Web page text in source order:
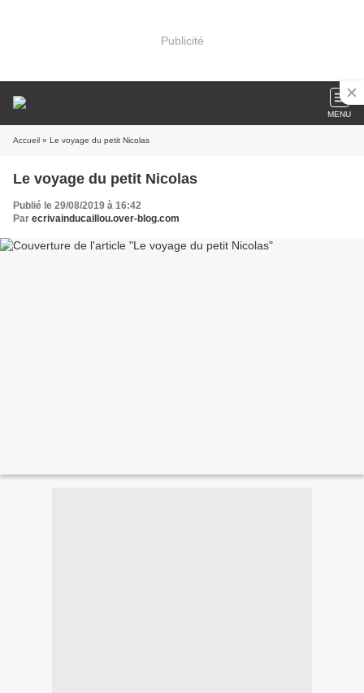
Publicité
MENU
Accueil » Le voyage du petit Nicolas
Le voyage du petit Nicolas
Publié le 29/08/2019 à 16:42
Par ecrivainducaillou.over-blog.com